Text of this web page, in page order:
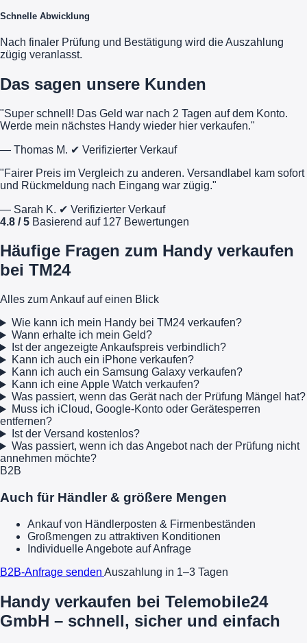
Schnelle Abwicklung
Nach finaler Prüfung und Bestätigung wird die Auszahlung
zügig veranlasst.
Das sagen unsere Kunden
"Super schnell! Das Geld war nach 2 Tagen auf dem Konto.
Werde mein nächstes Handy wieder hier verkaufen."
— Thomas M. ✔ Verifizierter Verkauf
"Fairer Preis im Vergleich zu anderen. Versandlabel kam sofort
und Rückmeldung nach Eingang war zügig."
— Sarah K. ✔ Verifizierter Verkauf
4.8 / 5 Basierend auf 127 Bewertungen
Häufige Fragen zum Handy verkaufen
bei TM24
Alles zum Ankauf auf einen Blick
Wie kann ich mein Handy bei TM24 verkaufen?
Wann erhalte ich mein Geld?
Ist der angezeigte Ankaufspreis verbindlich?
Kann ich auch ein iPhone verkaufen?
Kann ich auch ein Samsung Galaxy verkaufen?
Kann ich eine Apple Watch verkaufen?
Was passiert, wenn das Gerät nach der Prüfung Mängel hat?
Muss ich iCloud, Google-Konto oder Gerätesperren
entfernen?
Ist der Versand kostenlos?
Was passiert, wenn ich das Angebot nach der Prüfung nicht
annehmen möchte?
B2B
Auch für Händler & größere Mengen
Ankauf von Händlerposten & Firmenbeständen
Großmengen zu attraktiven Konditionen
Individuelle Angebote auf Anfrage
B2B-Anfrage senden Auszahlung in 1–3 Tagen
Handy verkaufen bei Telemobile24
GmbH – schnell, sicher und einfach